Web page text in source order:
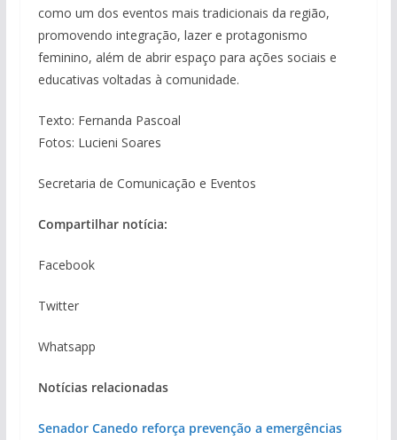
como um dos eventos mais tradicionais da região,
promovendo integração, lazer e protagonismo
feminino, além de abrir espaço para ações sociais e
educativas voltadas à comunidade.
Texto: Fernanda Pascoal
Fotos: Lucieni Soares
Secretaria de Comunicação e Eventos
Compartilhar notícia:
Facebook
Twitter
Whatsapp
Notícias relacionadas
Senador Canedo reforça prevenção a emergências